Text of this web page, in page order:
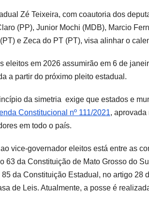
Zé Teixeira, com coautoria dos
(PP), Junior Mochi (MDB), Marcio
e Zeca do PT (PT), visa alinhar o
eleitos em 2026 assumirão em 6 de
a partir do próximo pleito estadual.
da simetria exige que estados e
Constitucional nº 111/2021,
em todo o país.
vice-governador eleitos está entre as
63 da Constituição de Mato Grosso do
da Constituição Estadual, no artigo 28
de Leis. Atualmente, a posse é